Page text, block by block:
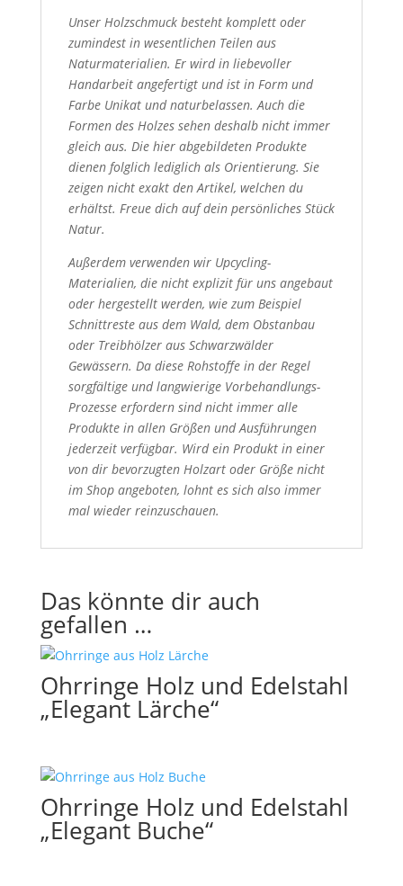
Unser Holzschmuck besteht komplett oder
zumindest in wesentlichen Teilen aus
Naturmaterialien. Er wird in liebevoller
Handarbeit angefertigt und ist in Form und
Farbe Unikat und naturbelassen. Auch die
Formen des Holzes sehen deshalb nicht immer
gleich aus. Die hier abgebildeten Produkte
dienen folglich lediglich als Orientierung. Sie
zeigen nicht exakt den Artikel, welchen du
erhältst. Freue dich auf dein persönliches Stück
Natur.
Außerdem verwenden wir Upcycling-
Materialien, die nicht explizit für uns angebaut
oder hergestellt werden, wie zum Beispiel
Schnittreste aus dem Wald, dem Obstanbau
oder Treibhölzer aus Schwarzwälder
Gewässern. Da diese Rohstoffe in der Regel
sorgfältige und langwierige Vorbehandlungs-
Prozesse erfordern sind nicht immer alle
Produkte in allen Größen und Ausführungen
jederzeit verfügbar. Wird ein Produkt in einer
von dir bevorzugten Holzart oder Größe nicht
im Shop angeboten, lohnt es sich also immer
mal wieder reinzuschauen.
Das könnte dir auch
gefallen …
Ohrringe Holz und Edelstahl
„Elegant Lärche“
Ohrringe Holz und Edelstahl
„Elegant Buche“